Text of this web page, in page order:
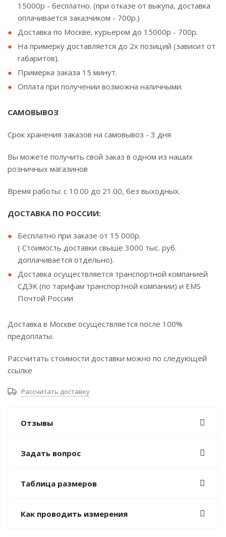
15000р - бесплатно. (при отказе от выкупа, доставка
оплачивается заказчиком - 700р.)
Доставка по Москве, курьером до 15000р - 700р.
На примерку доставляется до 2х позиций (зависит от
габаритов).
Примерка заказа 15 минут.
Оплата при получении возможна наличными.
САМОВЫВОЗ
Срок хранения заказов на самовывоз - 3 дня
Вы можете получить свой заказ в одном из наших
розничных магазинов
Время работы: с 10.00 до 21.00, без выходных.
ДОСТАВКА ПО РОССИИ:
Бесплатно при заказе от 15 000р.
( Стоимость доставки свыше 3000 тыс. руб.
доплачивается отдельно).
Доставка осуществляется транспортной компанией
СДЭК (по тарифам транспортной компании) и EMS
Почтой России
Доставка в Москве осуществляется после 100%
предоплаты.
Рассчитать стоимости доставки можно по следующей
ссылке
Рассчитать доставку
Отзывы
Задать вопрос
Таблица размеров
Как проводить измерения